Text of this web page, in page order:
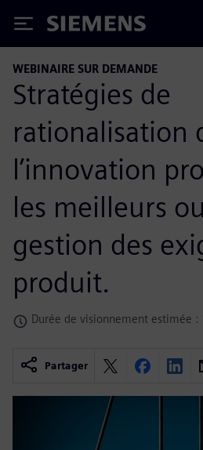
Siemens
WEBINAIRE SUR DEMANDE
Stratégies de
rationalisation
l’innovation
les meilleurs
gestion des
produit.
Durée de visionnement estimée :
Partager